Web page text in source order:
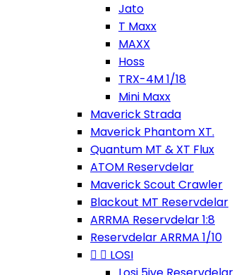
Jato
T Maxx
MAXX
Hoss
TRX-4M 1/18
Mini Maxx
Maverick Strada
Maverick Phantom XT.
Quantum MT & XT Flux
ATOM Reservdelar
Maverick Scout Crawler
Blackout MT Reservdelar
ARRMA Reservdelar 1:8
Reservdelar ARRMA 1/10
  LOSI